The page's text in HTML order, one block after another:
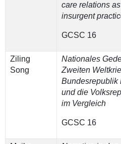
care relations
insurgent
GCSC 16
Ziling
Song
Nationales
Zweiten
Bundesrepublik
und die
im Vergleich
GCSC 16